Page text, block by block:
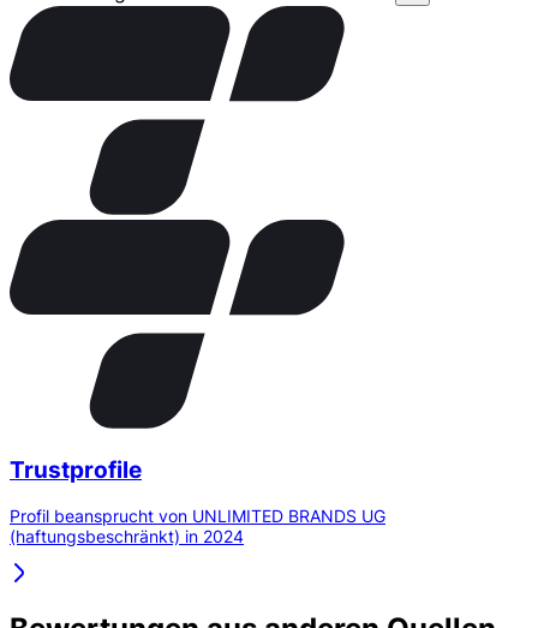
Trustprofile
Profil beansprucht von UNLIMITED BRANDS UG
(haftungsbeschränkt) in 2024